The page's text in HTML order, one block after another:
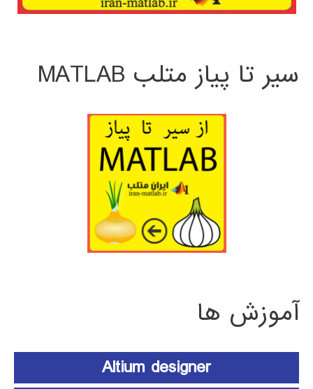
سیر تا پیاز متلب MATLAB
آموزش ها
Altium designer